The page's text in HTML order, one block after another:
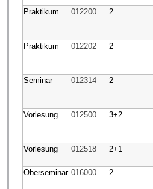
Praktikum
012200 2
Praktikum
012202 2
Seminar
012314 2
Vorlesung
012500 3+2
Vorlesung
012518 2+1
Oberseminar 016000 2